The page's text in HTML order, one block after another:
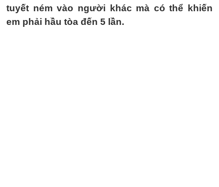
tuyết ném vào người khác mà có thể khiến
em phải hầu tòa đến 5 lần.